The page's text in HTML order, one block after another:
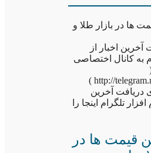
ها در بازار طلا و
اخبار از
به کانال اختصاصی
http://telegram.me/asretebar )
دریافت آخرین
تلگرام اینجا را
قیمت ها در